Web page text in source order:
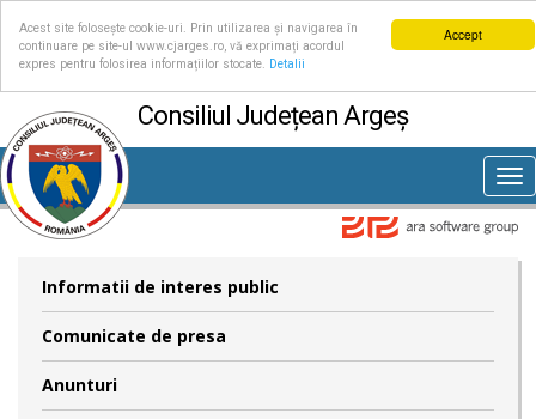
Accept
Acest site folosește cookie-uri. Prin utilizarea și navigarea în
continuare pe site-ul www.cjarges.ro, vă exprimați acordul
expres pentru folosirea informațiilor stocate.
Detalii
Consiliul Județean Argeș
Informatii de interes public
Comunicate de presa
Anunturi